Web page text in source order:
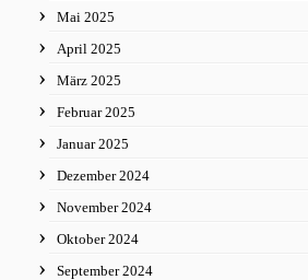
Mai 2025
April 2025
März 2025
Februar 2025
Januar 2025
Dezember 2024
November 2024
Oktober 2024
September 2024